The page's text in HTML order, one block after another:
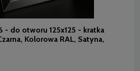
- do otworu 125x125 - kratka
Kolorowa RAL, Satyna,